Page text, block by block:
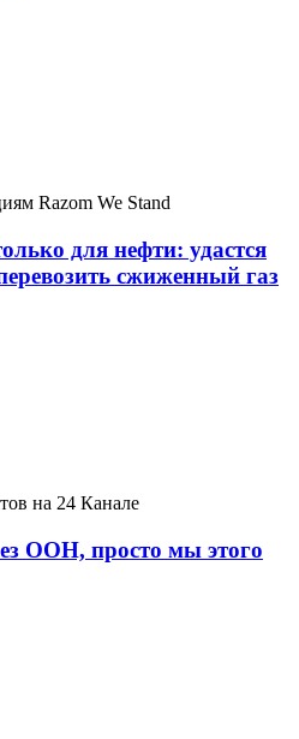
Razom We Stand
для нефти: удастся
сжиженный газ
на 24 Канале
ООН, просто мы этого